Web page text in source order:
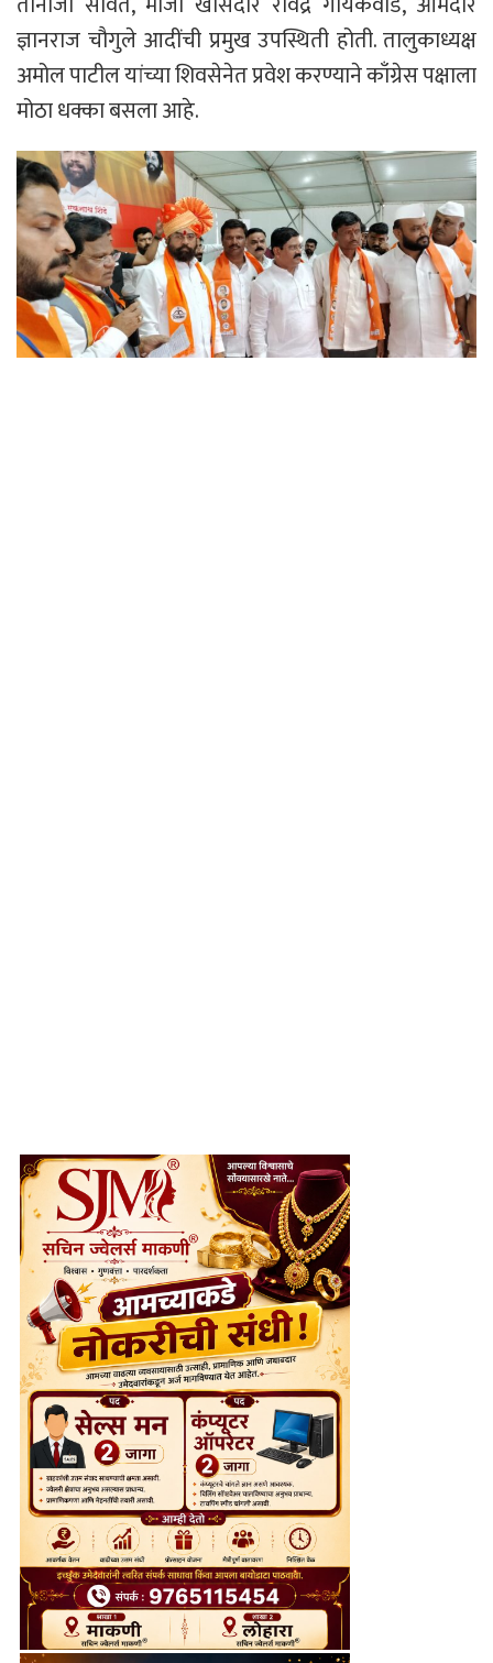
ज्ञानराज चौगुले आदींची प्रमुख उपस्थिती होती. तालुकाध्यक्ष
अमोल पाटील यांच्या शिवसेनेत प्रवेश करण्याने काँग्रेस पक्षाला
मोठा धक्का बसला आहे.